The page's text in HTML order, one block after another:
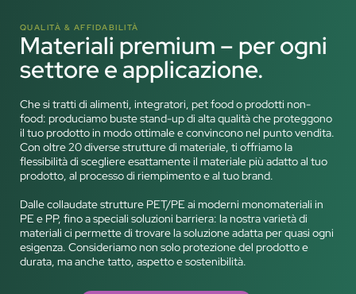
QUALITÀ & AFFIDABILITÀ
Materiali premium – per ogni
settore e applicazione.
Che si tratti di alimenti, integratori, pet food o prodotti non-
food: produciamo buste stand-up di alta qualità che proteggono
il tuo prodotto in modo ottimale e convincono nel punto vendita.
Con oltre 20 diverse strutture di materiale, ti offriamo la
flessibilità di scegliere esattamente il materiale più adatto al tuo
prodotto, al processo di riempimento e al tuo brand.
Dalle collaudate strutture PET/PE ai moderni monomateriali in
PE e PP, fino a speciali soluzioni barriera: la nostra varietà di
materiali ci permette di trovare la soluzione adatta per quasi ogni
esigenza. Consideriamo non solo protezione del prodotto e
durata, ma anche tatto, aspetto e sostenibilità.